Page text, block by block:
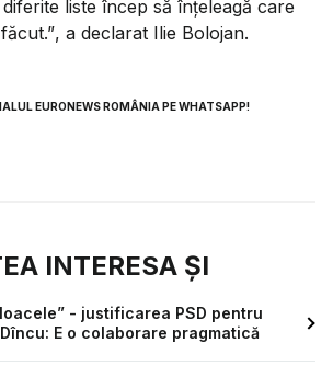
liste încep să înțeleagă care
, a declarat Ilie Bolojan.
EURONEWS ROMÂNIA PE WHATSAPP!
INTERESA ȘI
- justificarea PSD pentru
E o colaborare pragmatică